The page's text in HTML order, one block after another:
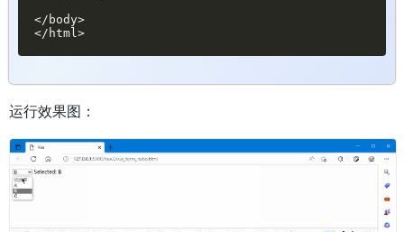
</body>
</html>
运行效果图：